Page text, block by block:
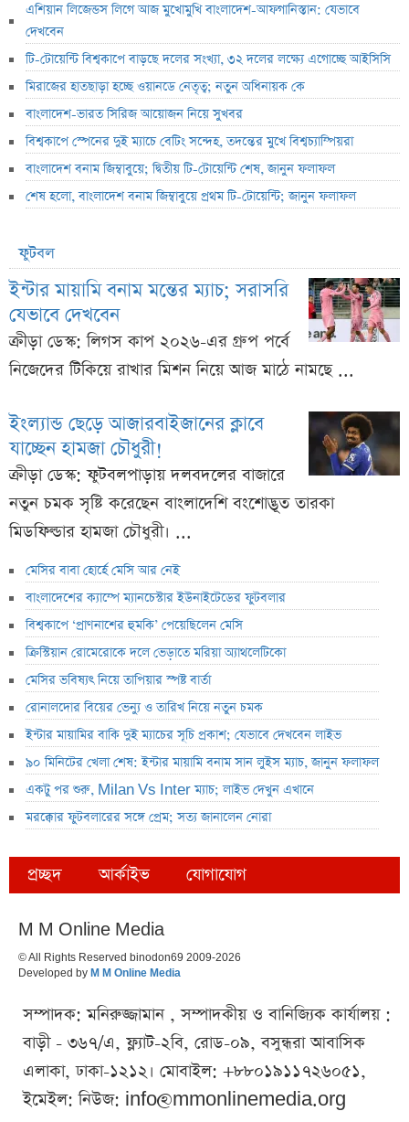
এশিয়ান লিজেন্ডস লিগে আজ মুখোমুখি বাংলাদেশ-আফগানিস্তান: যেভাবে
দেখবেন
টি-টোয়েন্টি বিশ্বকাপে বাড়ছে দলের সংখ্যা, ৩২ দলের লক্ষ্যে এগোচ্ছে আইসিসি
মিরাজের হাতছাড়া হচ্ছে ওয়ানডে নেতৃত্ব; নতুন অধিনায়ক কে
বাংলাদেশ-ভারত সিরিজ আয়োজন নিয়ে সুখবর
বিশ্বকাপে স্পেনের দুই ম্যাচে বেটিং সন্দেহ, তদন্তের মুখে বিশ্বচ্যাম্পিয়রা
বাংলাদেশ বনাম জিম্বাবুয়ে; দ্বিতীয় টি-টোয়েন্টি শেষ, জানুন ফলাফল
শেষ হলো, বাংলাদেশ বনাম জিম্বাবুয়ে প্রথম টি-টোয়েন্টি; জানুন ফলাফল
ফুটবল
ইন্টার মায়ামি বনাম মন্তের ম্যাচ; সরাসরি
যেভাবে দেখবেন
ক্রীড়া ডেস্ক: লিগস কাপ ২০২৬-এর গ্রুপ পর্বে
নিজেদের টিকিয়ে রাখার মিশন নিয়ে আজ মাঠে নামছে ...
ইংল্যান্ড ছেড়ে আজারবাইজানের ক্লাবে
যাচ্ছেন হামজা চৌধুরী!
ক্রীড়া ডেস্ক: ফুটবলপাড়ায় দলবদলের বাজারে
নতুন চমক সৃষ্টি করেছেন বাংলাদেশি বংশোদ্ভূত তারকা
মিডফিল্ডার হামজা চৌধুরী। ...
মেসির বাবা হোর্হে মেসি আর নেই
বাংলাদেশের ক্যাম্পে ম্যানচেস্টার ইউনাইটেডের ফুটবলার
বিশ্বকাপে ‘প্রাণনাশের হুমকি’ পেয়েছিলেন মেসি
ক্রিস্টিয়ান রোমেরোকে দলে ভেড়াতে মরিয়া অ্যাথলেটিকো
মেসির ভবিষ্যৎ নিয়ে তাপিয়ার স্পষ্ট বার্তা
রোনালদোর বিয়ের ভেন্যু ও তারিখ নিয়ে নতুন চমক
ইন্টার মায়ামির বাকি দুই ম্যাচের সূচি প্রকাশ; যেভাবে দেখবেন লাইভ
৯০ মিনিটের খেলা শেষ: ইন্টার মায়ামি বনাম সান লুইস ম্যাচ, জানুন ফলাফল
একটু পর শুরু, Milan Vs Inter ম্যাচ; লাইভ দেখুন এখানে
মরক্কোর ফুটবলারের সঙ্গে প্রেম; সত্য জানালেন নোরা
প্রচ্ছদ আর্কাইভ যোগাযোগ
M M Online Media
© All Rights Reserved binodon69 2009-2026
Developed by M M Online Media
সম্পাদক: মনিরুজ্জামান , সম্পাদকীয় ও বানিজ্যিক কার্যালয় :
বাড়ী - ৩৬৭/এ, ফ্ল্যাট-২বি, রোড-০৯, বসুন্ধরা আবাসিক
এলাকা, ঢাকা-১২১২। মোবাইল: +৮৮০১৯১১৭২৬০৫১,
ইমেইল: নিউজ: info@mmonlinemedia.org